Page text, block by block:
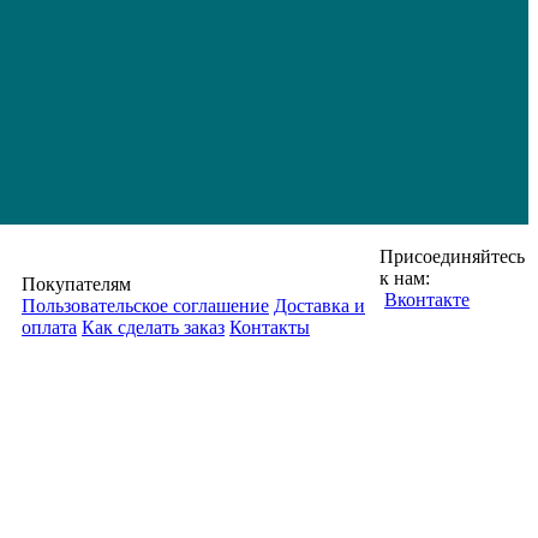
Покупателям
Пользовательское соглашение Доставка и
оплата Как сделать заказ Контакты
Присоединяйтесь
к нам:
Вконтакте